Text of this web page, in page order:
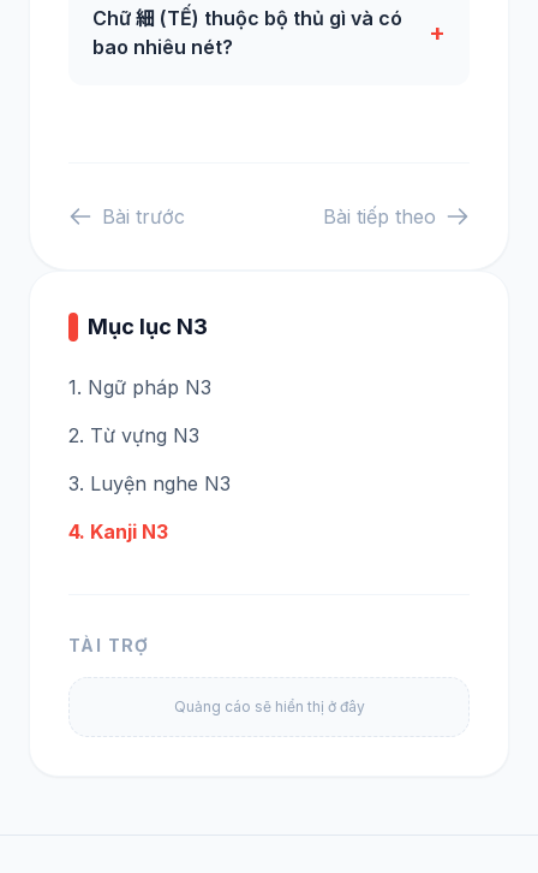
Chữ 細 (TẾ) thuộc bộ thủ gì và có
bao nhiêu nét?
+
Bài trước Bài tiếp theo
Mục lục N3
1. Ngữ pháp N3
2. Từ vựng N3
3. Luyện nghe N3
4. Kanji N3
TÀI TRỢ
Quảng cáo sẽ hiển thị ở đây